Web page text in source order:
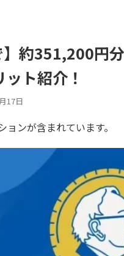
】約351,200円
ト紹介！
17日
ンが含まれています。